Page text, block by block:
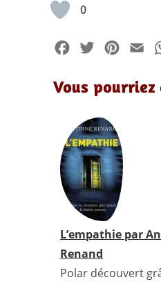
0
c
b
o
o
k
i
t
e
r
n
e
s
a
Vous
L’empathie par
Renand
Polar découvert